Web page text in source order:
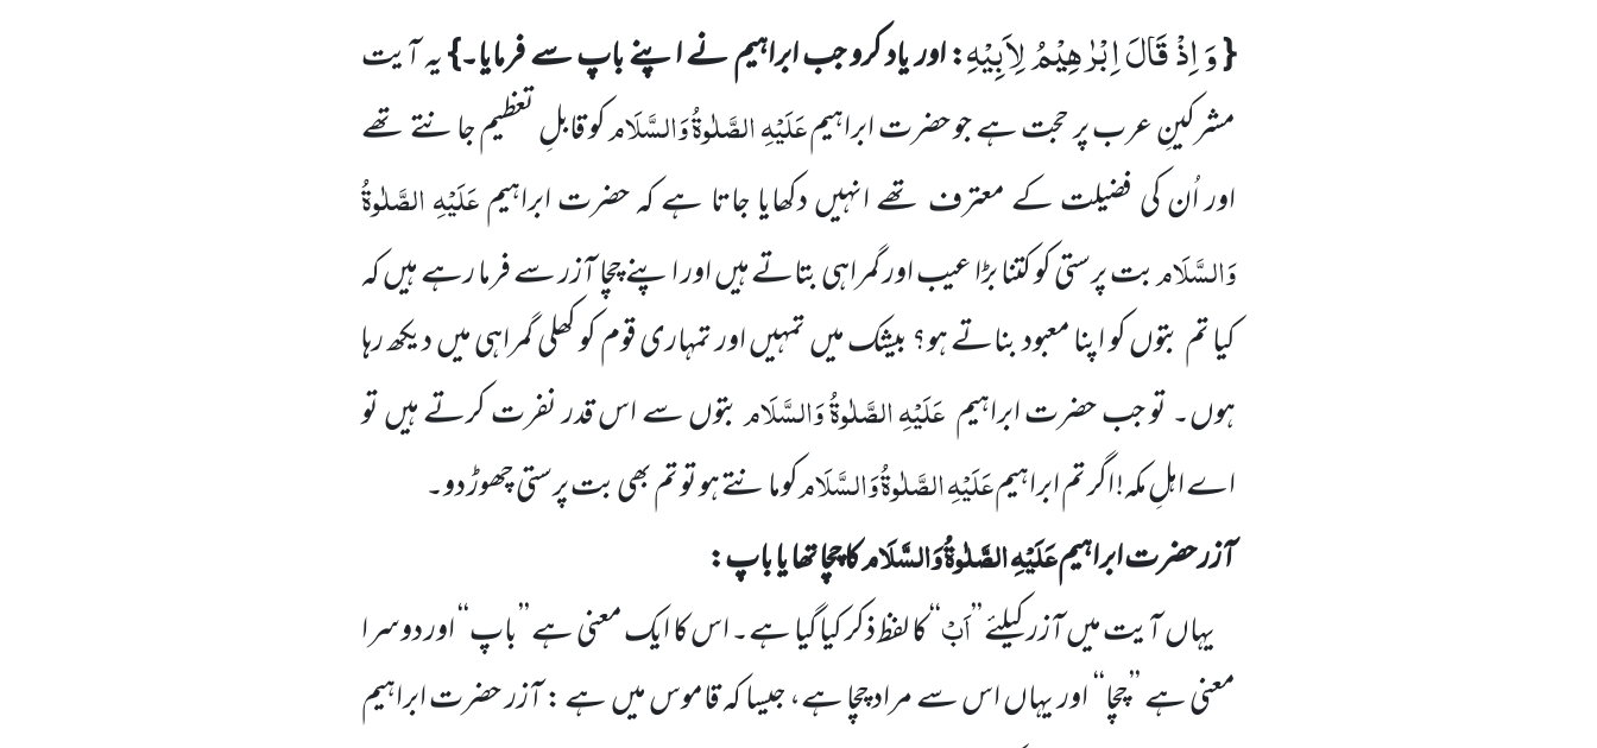
{وَ اِذْ قَالَ اِبْرٰهِیْمُ لِاَبِیْهِ: اور یاد کرو جب ابراہیم نے اپنے باپ سے فرمایا۔}یہ آیت
مشرکینِ عرب پر حجت ہے جوحضرت ابراہیمعَلَیْہِ الصَّلٰوۃُ وَالسَّلَامکو قابلِ تعظیم جانتے تھے
اور اُن کی فضیلت کے معترف تھے انہیں دکھایا جاتا ہے کہ حضرتابراہیمعَلَیْہِ الصَّلٰوۃُ
وَالسَّلَامبت پرستی کو کتنا بڑا عیب اور گمراہی بتاتے ہیں اور اپنے چچا آزر سے فرما رہے ہیں کہ
کیا تم بتوں کواپنا معبود بناتے ہو؟ بیشک میں تمہیں اور تمہاری قوم کو کھلی گمراہی میں دیکھ رہا
ہوں۔ تو جب حضرت ابراہیمعَلَیْہِ الصَّلٰوۃُ وَالسَّلَامبتوں سے اس قدر نفرت کرتے ہیں تو
اے اہلِ مکہ! اگر تم ابراہیمعَلَیْہِ الصَّلٰوۃُ وَالسَّلَامکومانتے ہو تو تم بھی بت پرستی چھوڑ دو۔
آزر حضرت ابراہیمعَلَیْہِ الصَّلٰوۃُ وَالسَّلَامکا چچا تھا یا باپ:
یہاں آیت میں آزر کیلئے ’’اَبْ‘‘ کا لفظ ذکر کیا گیا ہے۔ اس کا ایک معنی ہے ’’باپ‘‘ اور دوسرا
معنی ہے ’’چچا‘‘اور یہاں اس سے مراد چچا ہے، جیسا کہ قاموس میں ہے : آزر حضرت ابراہیم